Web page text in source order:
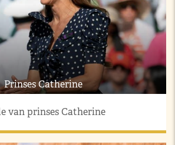
Prinses Catherine
van prinses Catherine